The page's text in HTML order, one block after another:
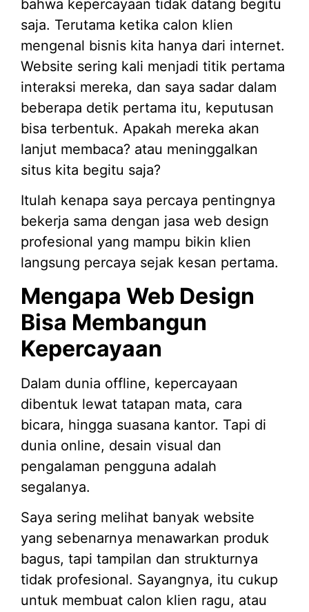
bahwa kepercayaan tidak datang begitu
saja. Terutama ketika calon klien
mengenal bisnis kita hanya dari internet.
Website sering kali menjadi titik pertama
interaksi mereka, dan saya sadar dalam
beberapa detik pertama itu, keputusan
bisa terbentuk. Apakah mereka akan
lanjut membaca? atau meninggalkan
situs kita begitu saja?
Itulah kenapa saya percaya pentingnya
bekerja sama dengan jasa web design
profesional yang mampu bikin klien
langsung percaya sejak kesan pertama.
Mengapa Web Design
Bisa Membangun
Kepercayaan
Dalam dunia offline, kepercayaan
dibentuk lewat tatapan mata, cara
bicara, hingga suasana kantor. Tapi di
dunia online, desain visual dan
pengalaman pengguna adalah
segalanya.
Saya sering melihat banyak website
yang sebenarnya menawarkan produk
bagus, tapi tampilan dan strukturnya
tidak profesional. Sayangnya, itu cukup
untuk membuat calon klien ragu, atau